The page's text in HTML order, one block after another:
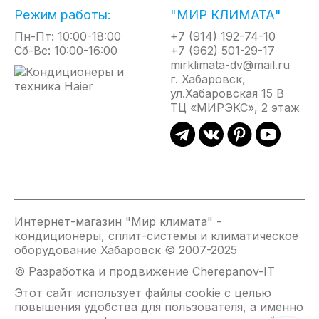
Блок Oxigent fresh, оснащен воздушным фильтром,
центробежным вентилятором и устанавливается
снаружи здания. Он осуществляет подачу, воздуха
с улицы по специальному воздуховоду. Объем
подачи свежего воздуха контролирует процессор
внутреннего блока. Система Haier может подавать
ФУНКЦИЯ ОБЪЕМНОГО ВОЗДУШНОГО
и получения эффекта естественной циркуляции
воздуха предусмот ре ноавтоматическое
согласование качания сдвоенных горизонтальных
заслонок и жалюзи с вертикальными створками.
ВОЗДУШНЫЙ ПОТОК 12М
Режим работы:
Пн-Пт: 10:00-18:00
Сб-Вс: 10:00-16:00
"МИР КЛИМАТА"
+7 (914) 192-74-10
+7 (962) 501-29-17
mirklimata-dv@mail.ru
г. Хабаровск,
ул.Хабаровская 15 В
ТЦ «МИРЭКС», 2 этаж
Интернет-магазин "Мир климата" -
кондиционеры, сплит-системы и климатическое
оборудование Хабаровск © 2007-2025
© Разработка и продвижение Cherepanov-IT
Этот сайт использует файлы cookie с целью
повышения удобства для пользователя, а именно